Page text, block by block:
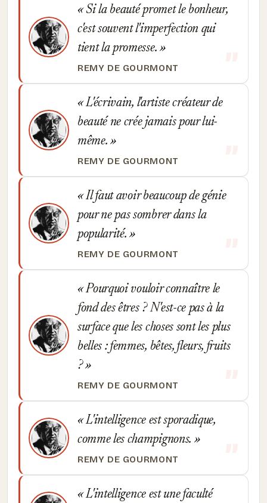
Si la beauté promet le bonheur,
c'est souvent l'imperfection qui
tient la promesse.
REMY DE GOURMONT
L'écrivain, l'artiste créateur de
beauté ne crée jamais pour lui-
même.
REMY DE GOURMONT
Il faut avoir beaucoup de génie
pour ne pas sombrer dans la
popularité.
REMY DE GOURMONT
Pourquoi vouloir connaître le
fond des êtres ? N'est-ce pas à la
surface que les choses sont les plus
belles : femmes, bêtes, fleurs, fruits
?
REMY DE GOURMONT
L'intelligence est sporadique,
comme les champignons.
REMY DE GOURMONT
L'intelligence est une faculté